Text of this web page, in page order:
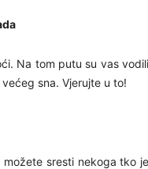
Na tom putu su vas
sna. Vjerujte u to!
sresti nekoga tko